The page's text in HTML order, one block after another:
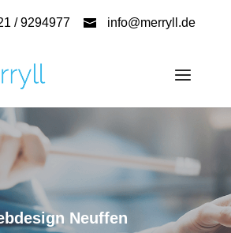
/ 9294977 info@merryll.de
Neuffen